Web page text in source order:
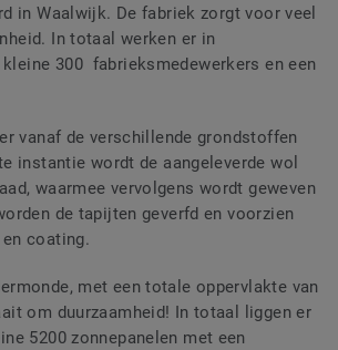
in Waalwijk. De fabriekzorgt voor veel
In totaal werken er in
kleine 300 fabrieksmedewerkers en een
vanaf de verschillende grondstoffen
instantie wordt de aangeleverde wol
waarmee vervolgens wordt geweven
de tapijten geverfd en voorzien
coating.
met een totale oppervlakte van
om duurzaamheid! In totaal liggen er
5200 zonnepanelen met een